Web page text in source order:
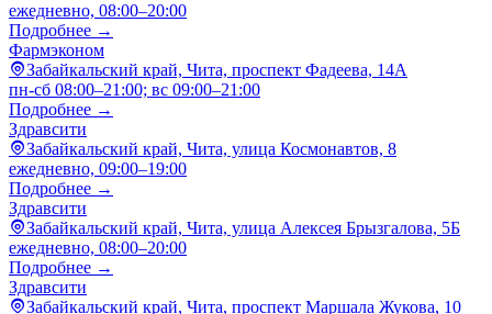
ежедневно, 08:00–20:00
Подробнее →
Фармэконом
Забайкальский край, Чита, проспект Фадеева, 14А
пн-сб 08:00–21:00; вс 09:00–21:00
Подробнее →
Здравсити
Забайкальский край, Чита, улица Космонавтов, 8
ежедневно, 09:00–19:00
Подробнее →
Здравсити
Забайкальский край, Чита, улица Алексея Брызгалова, 5Б
ежедневно, 08:00–20:00
Подробнее →
Здравсити
Забайкальский край, Чита, проспект Маршала Жукова, 10